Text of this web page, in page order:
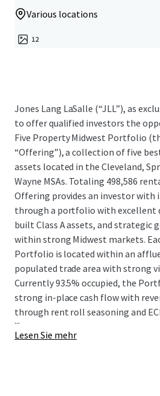
Various locations
12
Jones Lang LaSalle (“JLL”), as
to offer qualified investors the
Five Property Midwest Portfolio
“Offering”), a collection of five
assets located in the Cleveland,
Wayne MSAs. Totaling 498,586
Offering provides an investor with
through a portfolio with excellent
built Class A assets, and strategic
within strong Midwest markets.
Portfolio is located within an
populated trade area with strong
Currently 93.5% occupied, the
strong in-place cash flow with
through rent roll seasoning and
...
Lesen Sie mehr